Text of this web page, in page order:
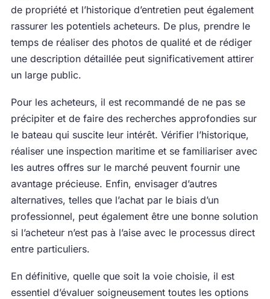
de propriété et l’historique d’entretien peut également
rassurer les potentiels acheteurs. De plus, prendre le
temps de réaliser des photos de qualité et de rédiger
une description détaillée peut significativement attirer
un large public.
Pour les acheteurs, il est recommandé de ne pas se
précipiter et de faire des recherches approfondies sur
le bateau qui suscite leur intérêt. Vérifier l’historique,
réaliser une inspection maritime et se familiariser avec
les autres offres sur le marché peuvent fournir une
avantage précieuse. Enfin, envisager d’autres
alternatives, telles que l’achat par le biais d’un
professionnel, peut également être une bonne solution
si l’acheteur n’est pas à l’aise avec le processus direct
entre particuliers.
En définitive, quelle que soit la voie choisie, il est
essentiel d’évaluer soigneusement toutes les options